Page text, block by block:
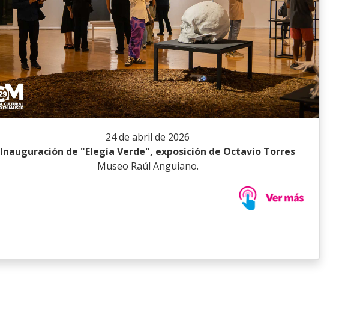
24 de abril de 2026
Inauguración de "Elegía Verde", exposición de Octavio Torres
Museo Raúl Anguiano.